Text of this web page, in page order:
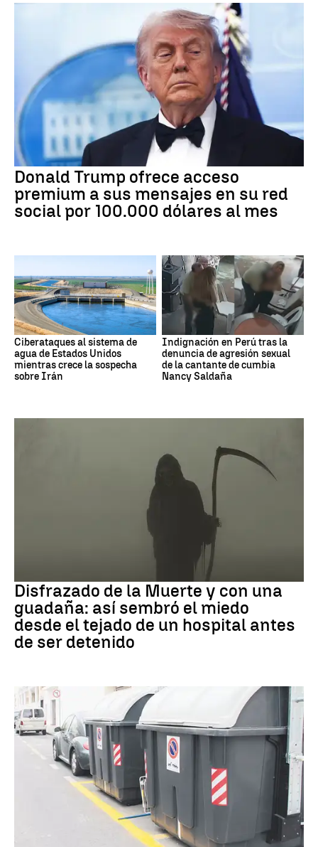
Donald Trump ofrece acceso
premium a sus mensajes en su red
social por 100.000 dólares al mes
Ciberataques al sistema de
agua de Estados Unidos
mientras crece la sospecha
sobre Irán
Indignación en Perú tras la
denuncia de agresión sexual
de la cantante de cumbia
Nancy Saldaña
Disfrazado de la Muerte y con una
guadaña: así sembró el miedo
desde el tejado de un hospital antes
de ser detenido